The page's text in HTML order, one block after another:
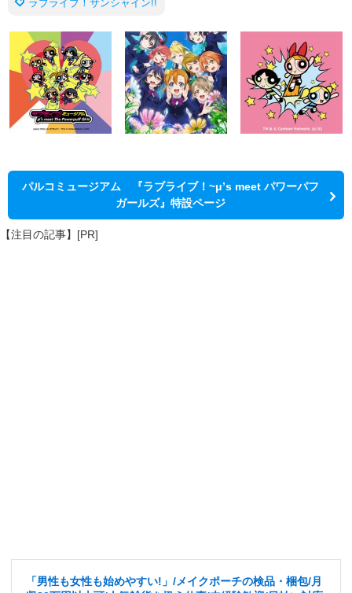
ラブライブ！サンシャイン!!
パルコミュージアム 『ラブライブ！~μ’s meet パワーパフ
ガールズ』特設ページ
【注目の記事】[PR]
「男性も女性も始めやすい!」/メイクポーチの検品・梱包/月